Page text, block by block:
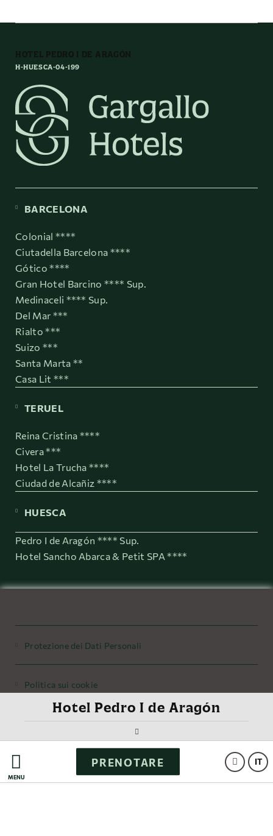
MENÙ
IT
PRENOTARE
Hotel Pedro I de Aragón
HOTEL PEDRO I DE ARAGÓN
H-HUESCA-04-199
BARCELONA
Colonial ****
Ciutadella Barcelona ****
Gótico ****
Gran Hotel Barcino **** Sup.
Medinaceli **** Sup.
Del Mar ***
Rialto ***
Suizo ***
Santa Marta **
Casa Lit ***
TERUEL
Reina Cristina ****
Civera ***
Hotel La Trucha ****
Ciudad de Alcañiz ****
HUESCA
Pedro I de Aragón **** Sup.
Hotel Sancho Abarca & Petit SPA ****
Protezione dei Dati Personali
Politica sui cookie
Avviso legale